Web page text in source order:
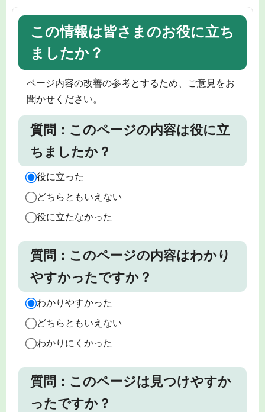
この情報は皆さまのお役に立ち
ましたか？
ページ内容の改善の参考とするため、ご意見をお
聞かせください。
質問：このページの内容は役に立
ちましたか？
役に立った
どちらともいえない
役に立たなかった
質問：このページの内容はわかり
やすかったですか？
わかりやすかった
どちらともいえない
わかりにくかった
質問：このページは見つけやすか
ったですか？